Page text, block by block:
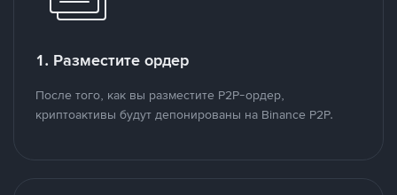
1. Разместите ордер
После того, как вы разместите P2P-ордер,
криптоактивы будут депонированы на Binance P2P.